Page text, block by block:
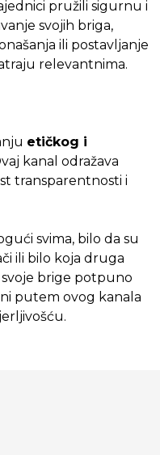
pružili sigurnu i
svojih briga,
ili postavljanje
relevantnima.
etičkog i
kanal odražava
transparentnosti i
svima, bilo da su
ili bilo koja druga
svoje brige potpuno
putem ovog kanala